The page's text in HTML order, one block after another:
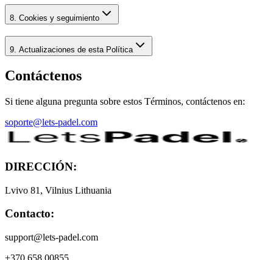
8. Cookies y seguimiento
9. Actualizaciones de esta Política
Contáctenos
Si tiene alguna pregunta sobre estos Términos, contáctenos en:
soporte@lets-padel.com
DIRECCIÓN:
Lvivo 81, Vilnius Lithuania
Contacto:
support@lets-padel.com